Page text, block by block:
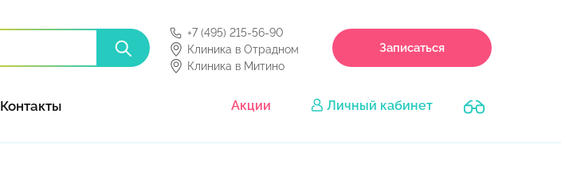
+7 (495) 215-56-90
Клиника в Отрадном
Клиника в Митино
Записаться
Контакты Акции Личный кабинет